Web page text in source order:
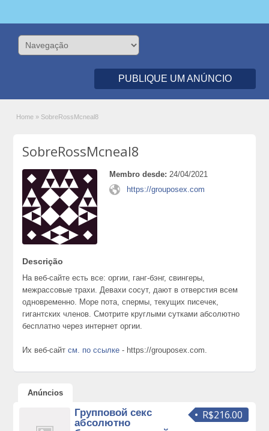
PUBLIQUE UM ANÚNCIO
Home » SobreRossMcneal8
SobreRossMcneal8
Membro desde: 24/04/2021
https://grouposex.com
Descrição
На веб-сайте есть все: оргии, ганг-бэнг, свингеры,
межрассовые трахи. Девахи сосут, дают в отверстия всем
одновременно. Море пота, спермы, текущих писечек,
гигантских членов. Смотрите круглыми сутками абсолютно
бесплатно через интернет оргии.
Их веб-сайтсм. по ссылке - https://grouposex.com.
Anúncios
R$216.00
Групповой секс
абсолютно